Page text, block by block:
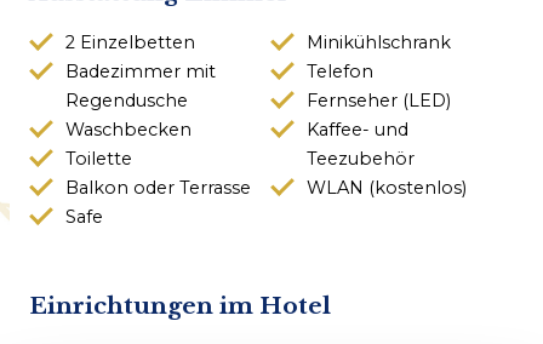
2 Einzelbetten
Badezimmer mit
Regendusche
Waschbecken
Toilette
Balkon oder Terrasse
Safe
Minikühlschrank
Telefon
Fernseher (LED)
Kaffee- und
Teezubehör
WLAN (kostenlos)
Einrichtungen im Hotel